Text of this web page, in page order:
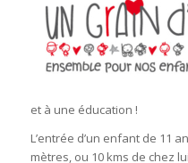
et à une éducation !
L’entrée d’un enfant de 11
mètres, ou 10 kms de chez